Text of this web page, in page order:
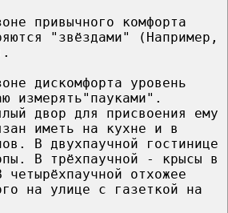
привычного комфорта
"звёздами" (Например,
дискомфорта уровень
измерять"пауками".
двор для присвоения ему
иметь на кухне и в
В двухпаучной гостинице
В трёхпаучной - крысы в
отхожее
на улице с газеткой на